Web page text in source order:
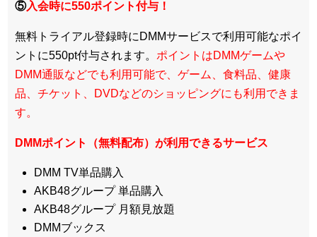
⑤入会時に550ポイント付与！
無料トライアル登録時にDMMサービスで利用可能なポイ
ントに550pt付与されます。 ポイントはDMMゲームや
DMM通販などでも利用可能で、ゲーム、食料品、健康
品、チケット、DVDなどのショッピングにも利用できま
す。
DMMポイント（無料配布）が利用できるサービス
DMM TV単品購入
AKB48グループ 単品購入
AKB48グループ 月額見放題
DMMブックス